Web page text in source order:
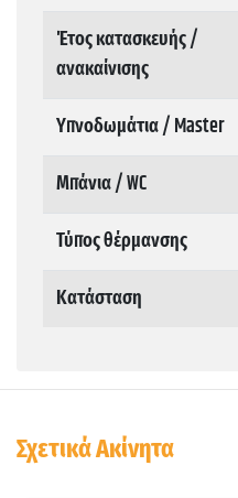
Έτος κατασκευής /
ανακαίνισης
Υπνοδωμάτια / Master
Μπάνια / WC
Τύπος θέρμανσης
Κατάσταση
Σχετικά Ακίνητα